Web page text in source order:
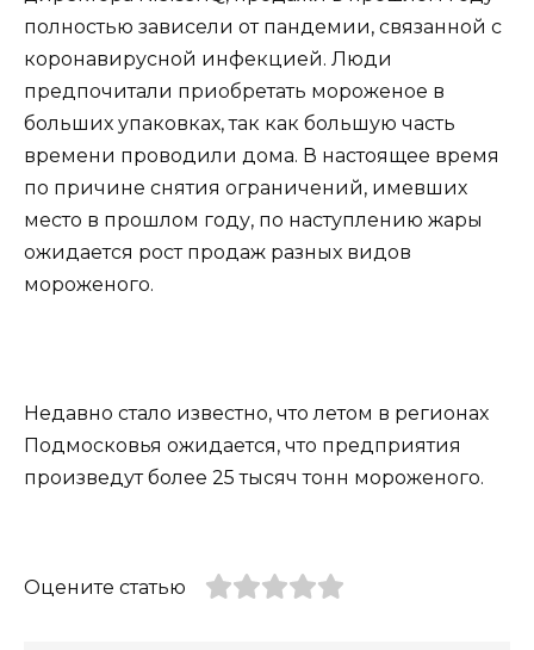
полностью зависели от пандемии, связанной с
коронавирусной инфекцией. Люди
предпочитали приобретать мороженое в
больших упаковках, так как большую часть
времени проводили дома. В настоящее время
по причине снятия ограничений, имевших
место в прошлом году, по наступлению жары
ожидается рост продаж разных видов
мороженого.
Недавно стало известно, что летом в регионах
Подмосковья ожидается, что предприятия
произведут более 25 тысяч тонн мороженого.
Оцените статью